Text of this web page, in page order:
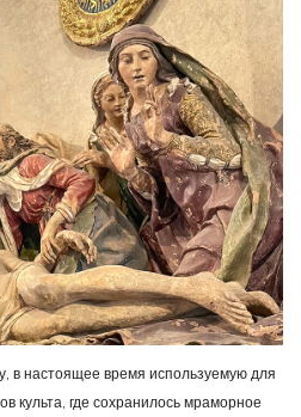
в настоящее время используемую для
культа, где сохранилось мраморное